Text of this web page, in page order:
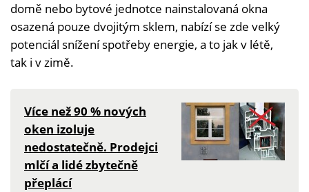
domě nebo bytové jednotce nainstalovaná okna
osazená pouze dvojitým sklem, nabízí se zde velký
potenciál snížení spotřeby energie, a to jak v létě,
tak i v zimě.
Více než 90 % nových
oken izoluje
nedostatečně. Prodejci
mlčí a lidé zbytečně
přeplácí